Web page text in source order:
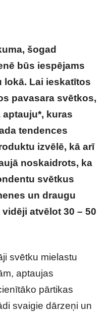
šogad
būs iespējams
lokā. Lai ieskatītos
pavasara svētkos,
aptauju*, kuras
tendences
izvēlē, kā arī
noskaidrots, ka
svētkus
un draugu
atvēlot 30 – 50
svētku mielastu
aptaujas
pārtikas
svaigie dārzeņi un